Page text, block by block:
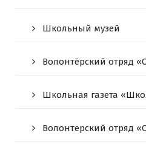
Школьный музей
Волонтёрский отряд
Школьная газета
Волонтерский отряд